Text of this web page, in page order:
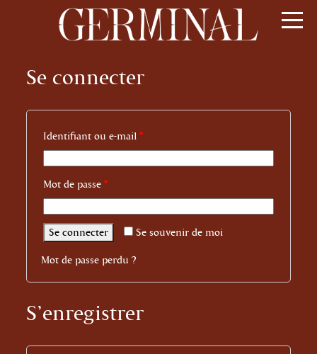
Se connecter
Identifiant ou e-mail*
Mot de passe*
Se souvenir de moi
Se connecter
Mot de passe perdu ?
S’enregistrer